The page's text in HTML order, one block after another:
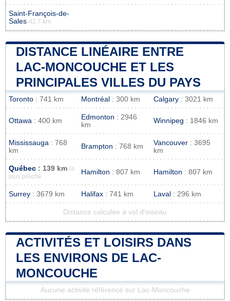
Saint-François-de-
Sales 42.7 km
DISTANCE LINÉAIRE ENTRE
LAC-MONCOUCHE ET LES
PRINCIPALES VILLES DU PAYS
Toronto : 741 km Montréal : 300 km Calgary : 3021 km
Ottawa : 400 km Edmonton : 2946
km
Winnipeg : 1846 km
Mississauga : 768
km
Brampton : 768 km Vancouver : 3695
km
Québec : 139 km
la
plus proche
Hamilton : 807 km Hamilton : 807 km
Surrey : 3679 km Halifax : 741 km Laval : 296 km
Distance calculée à vol d'oiseau
ACTIVITÉS ET LOISIRS DANS
LES ENVIRONS DE LAC-
MONCOUCHE
Aucune activité référencé sur Lac-Moncouche